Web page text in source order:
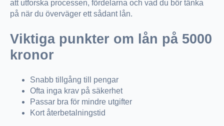
att utforska processen, fördelarna och vad du bör tänka
på när du överväger ett sådant lån.
Viktiga punkter om lån på 5000
kronor
Snabb tillgång till pengar
Ofta inga krav på säkerhet
Passar bra för mindre utgifter
Kort återbetalningstid